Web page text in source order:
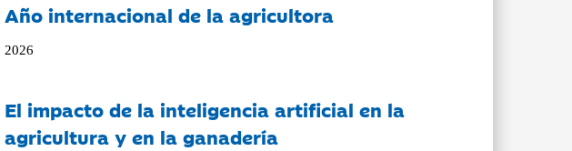
Año internacional de la agricultora
2026
El impacto de la inteligencia artificial en la
agricultura y en la ganadería